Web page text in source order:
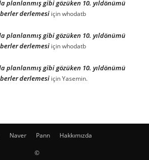
planlanmış gibi gözüken 10. yıldönümü
derlemesi içinwhodatb
planlanmış gibi gözüken 10. yıldönümü
derlemesi içinwhodatb
planlanmış gibi gözüken 10. yıldönümü
derlemesi içinYasemin.
Naver Pann Hakkımızda
©